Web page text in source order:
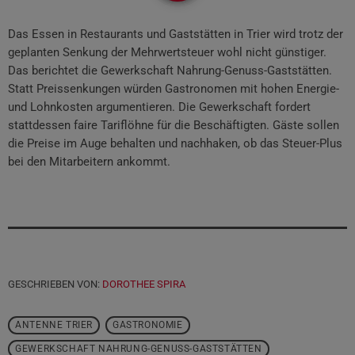
Das Essen in Restaurants und Gaststätten in Trier wird trotz der
geplanten Senkung der Mehrwertsteuer wohl nicht günstiger.
Das berichtet die Gewerkschaft Nahrung-Genuss-Gaststätten.
Statt Preissenkungen würden Gastronomen mit hohen Energie-
und Lohnkosten argumentieren. Die Gewerkschaft fordert
stattdessen faire Tariflöhne für die Beschäftigten. Gäste sollen
die Preise im Auge behalten und nachhaken, ob das Steuer-Plus
bei den Mitarbeitern ankommt.
GESCHRIEBEN VON: DOROTHEE SPIRA
ANTENNE TRIER GASTRONOMIE
GEWERKSCHAFT NAHRUNG-GENUSS-GASTSTÄTTEN